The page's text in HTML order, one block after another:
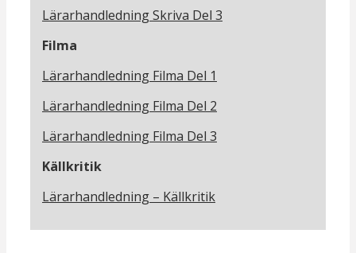
Lärarhandledning Skriva Del 3
Filma
Lärarhandledning Filma Del 1
Lärarhandledning Filma Del 2
Lärarhandledning Filma Del 3
Källkritik
Lärarhandledning – Källkritik